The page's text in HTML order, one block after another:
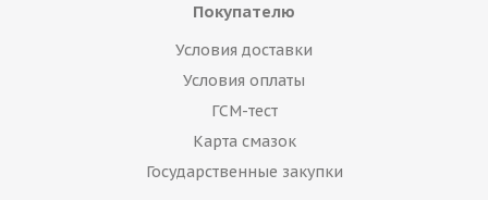
Покупателю
Условия доставки
Условия оплаты
ГСМ-тест
Карта смазок
Государственные закупки